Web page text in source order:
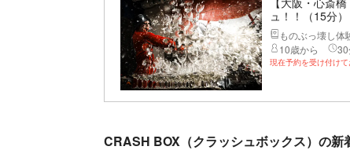
ュ！！（15分）
ものぶっ壊し体
10歳から
30
現在予約を受け付け
CRASH BOX（クラッシュボックス）の新